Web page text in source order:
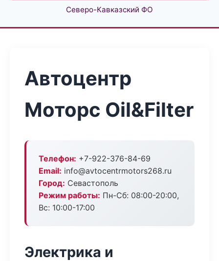
Северо-Кавказский ФО
Автоцентр
Моторс Oil&Filter
Телефон: +7-922-376-84-69
Email: info@avtocentrmotors268.ru
Город: Севастополь
Режим работы: Пн-Сб: 08:00-20:00,
Вс: 10:00-17:00
Электрика и